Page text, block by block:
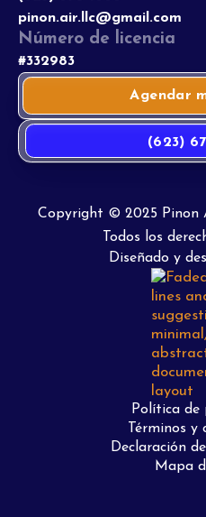
pinon.air.llc@gmail.com
Número de licencia
#332983
Agendar
(623)
Copyright © 2025 Pinon
Todos los
Diseñado y
Política de
Términos y
Declaración
Mapa